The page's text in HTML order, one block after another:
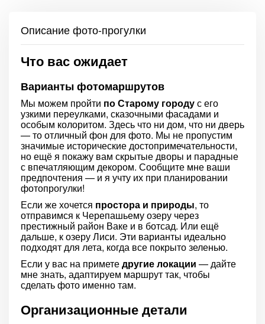
Описание фото-прогулки
Что вас ожидает
Варианты фотомаршрутов
Мы можем пройти по Старому городус его
узкими переулками, сказочными фасадами и
особым колоритом. Здесь что ни дом, что ни дверь
— то отличный фон для фото. Мы не пропустим
значимые исторические достопримечательности,
но ещё я покажу вам скрытые дворы и парадные
с впечатляющим декором. Сообщите мне ваши
предпочтения — и я учту их при планировании
фотопрогулки!
Если же хочется простора и природы, то
отправимся к Черепашьему озеру через
престижный район Ваке и в ботсад. Или ещё
дальше, к озеру Лиси. Эти варианты идеально
подходят для лета, когда все покрыто зеленью.
Если у вас на приметедругие локации — дайте
мне знать, адаптируем маршрут так, чтобы
сделать фото именно там.
Организационные детали